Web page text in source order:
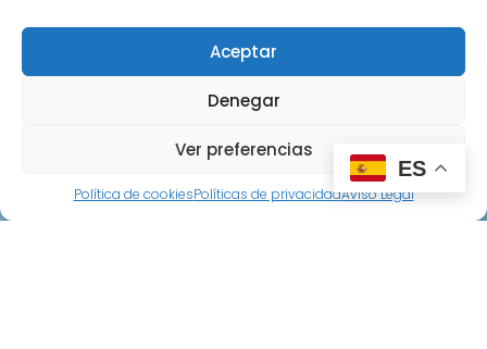
Aceptar
Denegar
Ver preferencias
Política de cookiesPolíticas de privacidadAviso Legal
Políticas de privacidad
Políticas de reembolso
Políticas de cookies
ES